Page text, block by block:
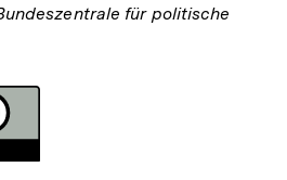
für politische